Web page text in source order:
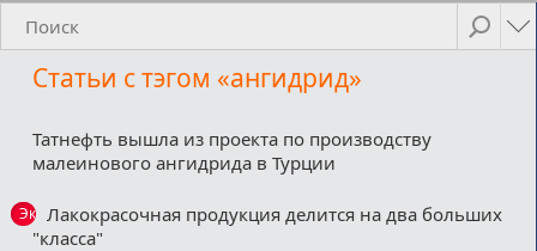
Видео
Пользовательское соглашение
Статьи с тэгом «ангидрид»
Татнефть вышла из проекта по производству
малеинового ангидрида в Турции
Эксклюзив
Лакокрасочная продукция делится на два больших
"класса"